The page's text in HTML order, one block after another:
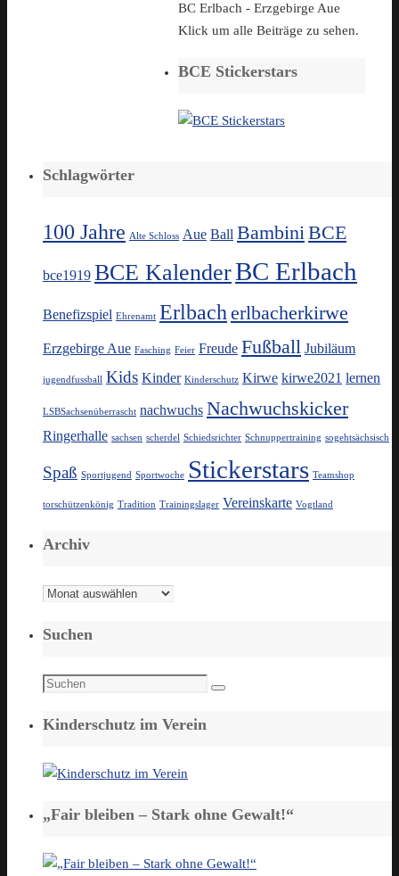
BC Erlbach - Erzgebirge Aue
Klick um alle Beiträge zu sehen.
BCE Stickerstars
Schlagwörter
100 Jahre Alte Schloss Aue Ball BambiniBCE
bce1919 BCE KalenderBC Erlbach
Benefizspiel Ehrenamt Erlbach erlbacherkirwe
Erzgebirge Aue Fasching Feier Freude Fußball Jubiläum
jugendfussball Kids Kinder Kinderschutz Kirwe kirwe2021 lernen
LSBSachsenüberrascht nachwuchs Nachwuchskicker
Ringerhalle sachsen scherdel Schiedsrichter Schnuppertraining sogehtsächsisch
Spaß Sportjugend Sportwoche Stickerstars Teamshop
torschützenkönig Tradition Trainingslager Vereinskarte Vogtland
Archiv
Archiv
Suchen
Suchen
Suchen
Kinderschutz im Verein
„Fair bleiben – Stark ohne Gewalt!“